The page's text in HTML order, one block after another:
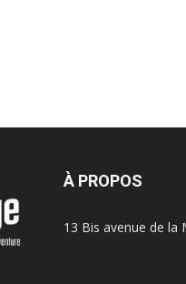
À PROPOS
13 Bis avenue de la